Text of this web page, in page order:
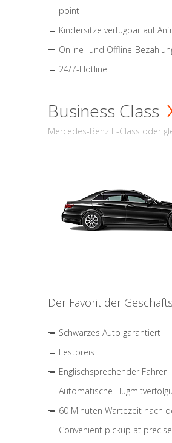
point
Kindersitze verfügbar auf
Online- und Offline-
24/7-Hotline
Business Class
Mercedes-Benz E-Class oder
Der Favorit der
Schwarzes Auto garantiert
Festpreis
Englischsprechender Fahrer
Automatische
60 Minuten Wartezeit nach
Convenient pickup at